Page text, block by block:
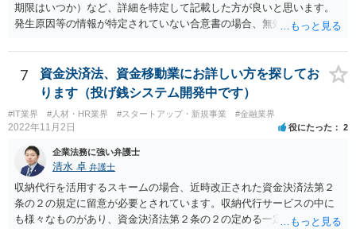
期限はいつか）など、詳細を特定して記載した方が良いと思います。
発生原因等の情報が特定されていない合意書の場合、無効になるリス
項など、合意書に記載した方が良い文言もありますので、ご注意され
た方が良いです。 合意書など法的な書面は文言によって効果が変わり
得るので、弁護士にご事情を伝えて直接相談、合意書の作成を依頼す
ることをお勧めいたします。
7
資金決済法、資金移動業にお詳しい方を探してお
ります（投げ銭システム開発中です）
#IT業界 #人材・HR業界 #スタートアップ・新規事業 #金融業界
2022年11月2日 役にたった 2
企業法務に強い弁護士
清水 卓 弁護士
収納代行を活用するスキームの場合、近時改正された資金決済法第２
条の２の規定に留意が必要とされています。収納代行サービスの中に
も様々なものがあり、資金決済法第２条の２の定める一定の要件（内